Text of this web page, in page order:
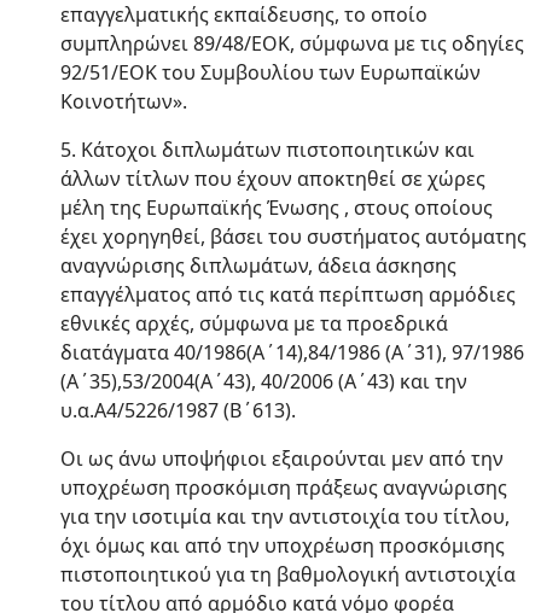
επαγγελματικής εκπαίδευσης, το οποίο
συμπληρώνει 89/48/ΕΟΚ, σύμφωνα με τις οδηγίες
92/51/ΕΟΚ του Συμβουλίου των Ευρωπαϊκών
Κοινοτήτων».
5. Κάτοχοι διπλωμάτων πιστοποιητικών και
άλλων τίτλων που έχουν αποκτηθεί σε χώρες
μέλη της Ευρωπαϊκής Ένωσης , στους οποίους
έχει χορηγηθεί, βάσει του συστήματος αυτόματης
αναγνώρισης διπλωμάτων, άδεια άσκησης
επαγγέλματος από τις κατά περίπτωση αρμόδιες
εθνικές αρχές, σύμφωνα με τα προεδρικά
διατάγματα 40/1986(Α΄14),84/1986 (Α΄31), 97/1986
(Α΄35),53/2004(Α΄43), 40/2006 (Α΄43) και την
υ.α.Α4/5226/1987 (Β΄613).
Οι ως άνω υποψήφιοι εξαιρούνται μεν από την
υποχρέωση προσκόμιση πράξεως αναγνώρισης
για την ισοτιμία και την αντιστοιχία του τίτλου,
όχι όμως και από την υποχρέωση προσκόμισης
πιστοποιητικού για τη βαθμολογική αντιστοιχία
του τίτλου από αρμόδιο κατά νόμο φορέα